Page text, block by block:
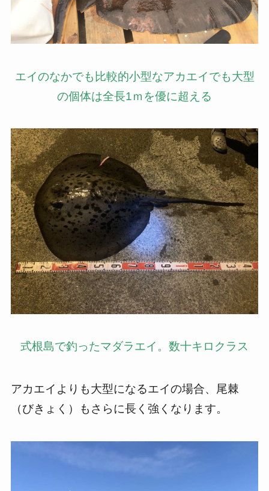
エイのなかでも比較的小型なアカエイでも大型
の個体は全長1ｍを優に超える
式根島で釣ったマダラエイ。数十キロクラス
アカエイよりも大型になるエイの場合、尾棘
（びきょく）もさらに長く強くなります。